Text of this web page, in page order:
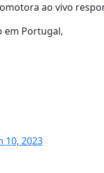
ao vivo
em Portugal,
10, 2023